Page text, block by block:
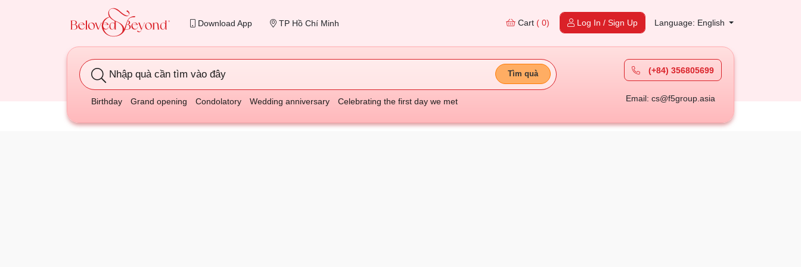
Download App TP Hồ Chí Minh Cart ( 0) Log In / Sign Up Language: English
Nhập quà cần tìm vào đây Tìm quà
Birthday Grand opening Condolatory Wedding anniversary Celebrating the first day we met
(+84) 356805699
Email: cs@f5group.asia